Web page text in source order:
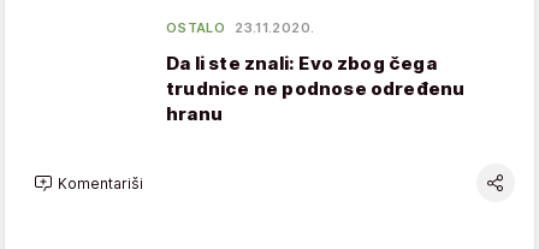
OSTALO 23.11.2020.
Da li ste znali: Evo zbog čega
trudnice ne podnose određenu
hranu
Komentariši